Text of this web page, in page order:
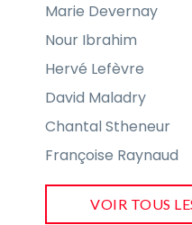
Marie Devernay
Nour Ibrahim
Hervé Lefèvre
David Maladry
Chantal Stheneur
Françoise Raynaud
VOIR TOUS